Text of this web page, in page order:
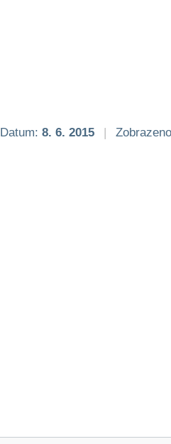
Datum: 8. 6. 2015 |